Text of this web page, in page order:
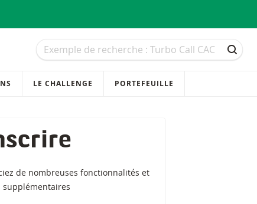
Recherche
Recherche
LE CHALLENGE PORTEFEUILLE
de nombreuses fonctionnalités et
supplémentaires